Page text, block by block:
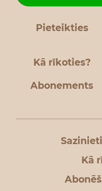
Pieteikties
Kā rīkoties?
Abonements
Kā